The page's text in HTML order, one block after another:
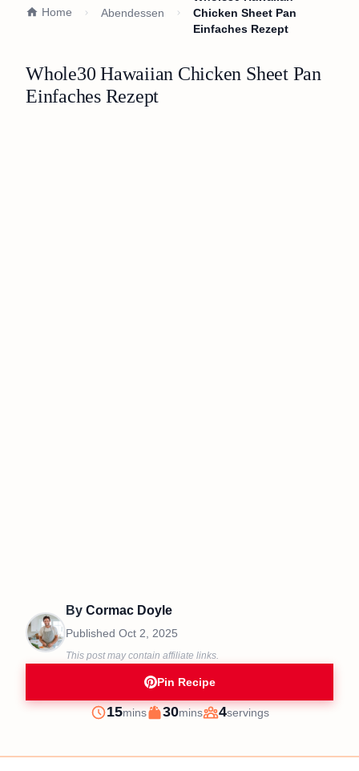
Home Abendessen
Chicken Sheet Pan
Einfaches Rezept
Whole30 Hawaiian Chicken Sheet Pan
Einfaches Rezept
By Cormac Doyle
Published Oct 2, 2025
This post may contain affiliate links.
Pin Recipe
Prep
15minutes
mins
Cook
30minutes
mins
Servings
4servings